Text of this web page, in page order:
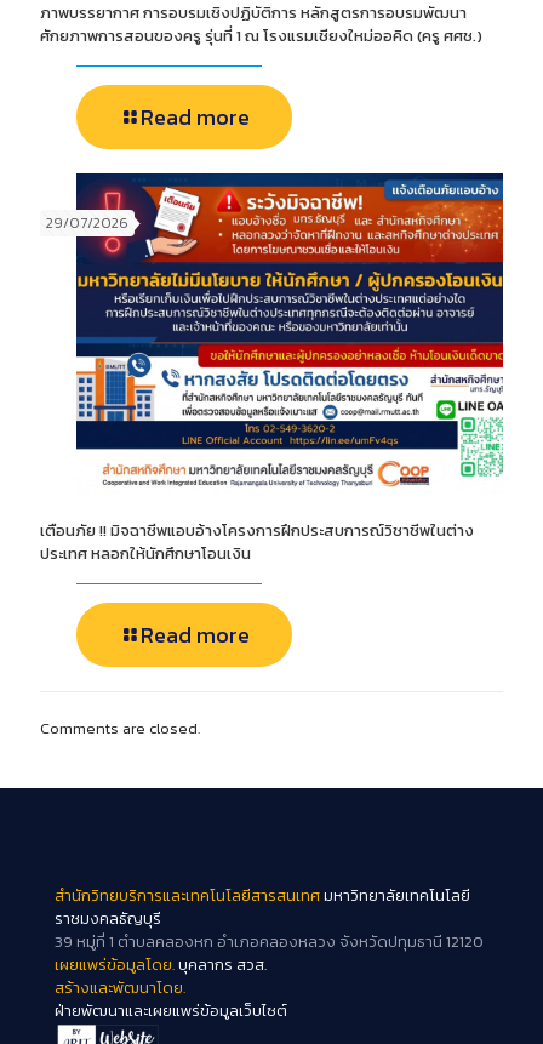
ภาพบรรยากาศ การอบรมเชิงปฏิบัติการ หลักสูตรการอบรมพัฒนา
ศักยภาพการสอนของครู รุ่นที่ 1 ณ โรงแรมเชียงใหม่ออคิด (ครู ศศช.)
Read more
29/07/2026
เตือนภัย !! มิจฉาชีพแอบอ้างโครงการฝึกประสบการณ์วิชาชีพในต่าง
ประเทศ หลอกให้นักศึกษาโอนเงิน
Read more
Comments are closed.
สำนักวิทยบริการและเทคโนโลยีสารสนเทศมหาวิทยาลัยเทคโนโลยี
ราชมงคลธัญบุรี
39 หมู่ที่ 1 ตำบลคลองหก อำเภอคลองหลวง จังหวัดปทุมธานี 12120
เผยแพร่ข้อมูลโดย.บุคลากร สวส.
สร้างและพัฒนาโดย.
ฝ่ายพัฒนาและเผยแพร่ข้อมูลเว็บไซต์